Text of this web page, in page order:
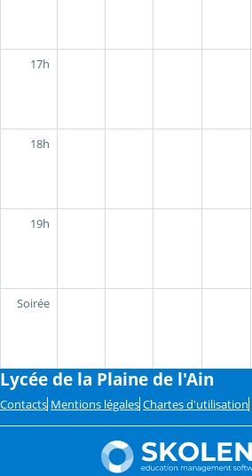
17h
18h
19h
Soirée
Lycée de la Plaine de l'Ain
Contacts Mentions légales Chartes d'utilisation